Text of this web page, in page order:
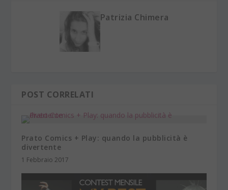
Patrizia Chimera
POST CORRELATI
Prato Comics + Play: quando la pubblicità è
divertente
1 Febbraio 2017